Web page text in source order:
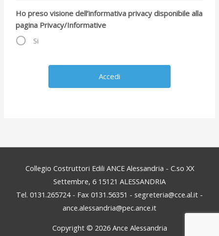
Ho preso visione dell’informativa privacy disponibile alla
pagina Privacy/Informative
Si
Collegio Costruttori Edili ANCE Alessandria - C.so XX
Settembre, 6 15121 ALESSANDRIA
Tel. 0131.265724 - Fax 0131.56351 - segreteria@cce.al.it -
ance.alessandria@pec.ance.it
Copyright © 2026 Ance Alessandria